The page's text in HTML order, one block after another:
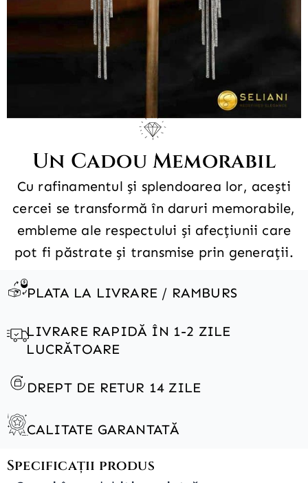
Un Cadou Memorabil
Cu rafinamentul și splendoarea lor, acești
cercei se transformă în daruri memorabile,
embleme ale respectului și afecțiunii care
pot fi păstrate și transmise prin generații.
PLATA LA LIVRARE / RAMBURS
LIVRARE RAPIDĂ ÎN 1-2 ZILE
LUCRĂTOARE
DREPT DE RETUR 14 ZILE
CALITATE GARANTATĂ
Specificații produs